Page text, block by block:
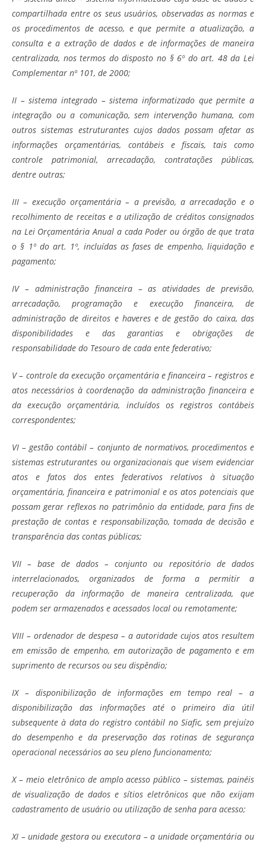
compartilhada entre os seus usuários, observadas as normas e
os procedimentos de acesso, e que permite a atualização, a
consulta e a extração de dados e de informações de maneira
centralizada, nos termos do disposto no § 6º do art. 48 da Lei
Complementar nº 101, de 2000;
II – sistema integrado – sistema informatizado que permite a
integração ou a comunicação, sem intervenção humana, com
outros sistemas estruturantes cujos dados possam afetar as
informações orçamentárias, contábeis e fiscais, tais como
controle patrimonial, arrecadação, contratações públicas,
dentre outras;
III – execução orçamentária – a previsão, a arrecadação e o
recolhimento de receitas e a utilização de créditos consignados
na Lei Orçamentária Anual a cada Poder ou órgão de que trata
o § 1º do art. 1º, incluídas as fases de empenho, liquidação e
pagamento;
IV – administração financeira – as atividades de previsão,
arrecadação, programação e execução financeira, de
administração de direitos e haveres e de gestão do caixa, das
disponibilidades e das garantias e obrigações de
responsabilidade do Tesouro de cada ente federativo;
V – controle da execução orçamentária e financeira – registros e
atos necessários à coordenação da administração financeira e
da execução orçamentária, incluídos os registros contábeis
correspondentes;
VI – gestão contábil – conjunto de normativos, procedimentos e
sistemas estruturantes ou organizacionais que visem evidenciar
atos e fatos dos entes federativos relativos à situação
orçamentária, financeira e patrimonial e os atos potenciais que
possam gerar reflexos no patrimônio da entidade, para fins de
prestação de contas e responsabilização, tomada de decisão e
transparência das contas públicas;
VII – base de dados – conjunto ou repositório de dados
interrelacionados, organizados de forma a permitir a
recuperação da informação de maneira centralizada, que
podem ser armazenados e acessados local ou remotamente;
VIII – ordenador de despesa – a autoridade cujos atos resultem
em emissão de empenho, em autorização de pagamento e em
suprimento de recursos ou seu dispêndio;
IX – disponibilização de informações em tempo real – a
disponibilização das informações até o primeiro dia útil
subsequente à data do registro contábil no Siafic, sem prejuízo
do desempenho e da preservação das rotinas de segurança
operacional necessários ao seu pleno funcionamento;
X – meio eletrônico de amplo acesso público – sistemas, painéis
de visualização de dados e sítios eletrônicos que não exijam
cadastramento de usuário ou utilização de senha para acesso;
XI – unidade gestora ou executora – a unidade orçamentária ou